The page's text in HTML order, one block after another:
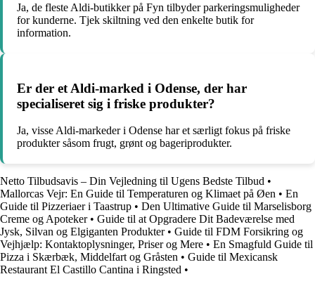
Ja, de fleste Aldi-butikker på Fyn tilbyder parkeringsmuligheder
for kunderne. Tjek skiltning ved den enkelte butik for
information.
Er der et Aldi-marked i Odense, der har
specialiseret sig i friske produkter?
Ja, visse Aldi-markeder i Odense har et særligt fokus på friske
produkter såsom frugt, grønt og bageriprodukter.
Netto Tilbudsavis – Din Vejledning til Ugens Bedste Tilbud •
Mallorcas Vejr: En Guide til Temperaturen og Klimaet på Øen • En
Guide til Pizzeriaer i Taastrup • Den Ultimative Guide til Marselisborg
Creme og Apoteker• Guide til at Opgradere Dit Badeværelse med
Jysk, Silvan og Elgiganten Produkter• Guide til FDM Forsikring og
Vejhjælp: Kontaktoplysninger, Priser og Mere • En Smagfuld Guide til
Pizza i Skærbæk, Middelfart og Gråsten • Guide til Mexicansk
Restaurant El Castillo Cantina i Ringsted •